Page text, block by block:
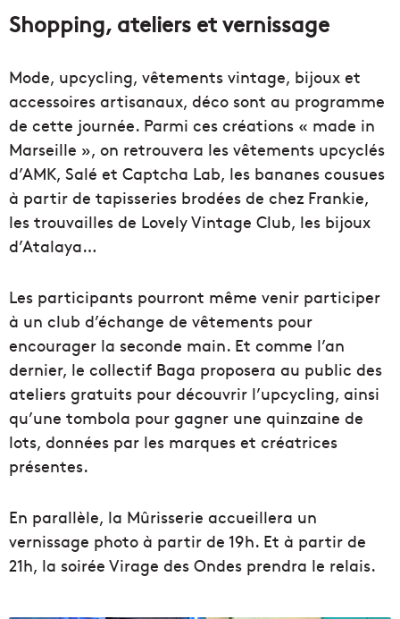
Shopping, ateliers et vernissage
Mode, upcycling, vêtements vintage, bijoux et
accessoires artisanaux, déco sont au programme
de cette journée. Parmi ces créations « made in
Marseille », on retrouvera les vêtements upcyclés
d’AMK, Salé et Captcha Lab, les bananes cousues
à partir de tapisseries brodées de chez Frankie,
les trouvailles de Lovely Vintage Club, les bijoux
d’Atalaya…
Les participants pourront même venir participer
à un club d’échange de vêtements pour
encourager la seconde main. Et comme l’an
dernier, le collectif Baga proposera au public des
ateliers gratuits pour découvrir l’upcycling, ainsi
qu’une tombola pour gagner une quinzaine de
lots, données par les marques et créatrices
présentes.
En parallèle, la Mûrisserie accueillera un
vernissage photo à partir de 19h. Et à partir de
21h, la soirée Virage des Ondes prendra le relais.